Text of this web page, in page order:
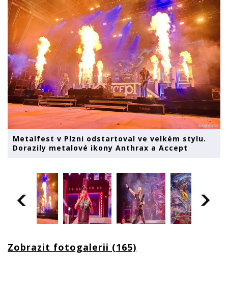
Metalfest v Plzni odstartoval ve velkém stylu.
Dorazily metalové ikony Anthrax a Accept
Zobrazit fotogalerii (165)